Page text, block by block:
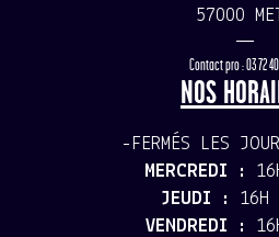
57000
—
Contact pro : 03 72
NOS
-FERMÉS LES
MERCREDI :
JEUDI : 16H
VENDREDI :